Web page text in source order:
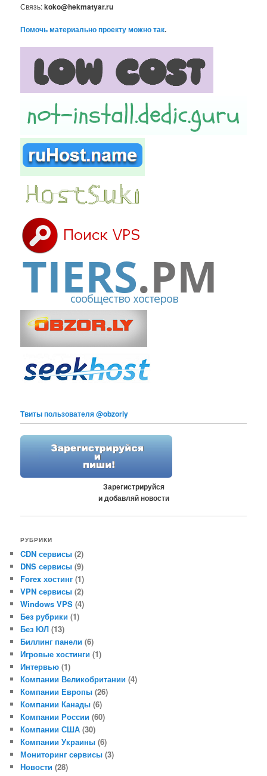
Связь:koko@hekmatyar.ru
Помочь материально проекту можно так.
Твиты пользователя @obzorly
Зарегистрируйся
и добавляй новости
РУБРИКИ
CDN сервисы (2)
DNS сервисы (9)
Forex хостинг (1)
VPN сервисы (2)
Windows VPS (4)
Без рубрики (1)
Без ЮЛ (13)
Биллинг панели (6)
Игровые хостинги (1)
Интервью (1)
Компании Великобритании (4)
Компании Европы (26)
Компании Канады (6)
Компании России (60)
Компании США (30)
Компании Украины (6)
Мониторинг сервисы (3)
Новости (28)